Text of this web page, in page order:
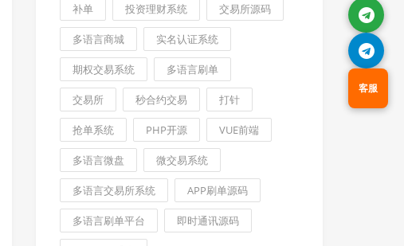
补单 投资理财系统 交易所源码
多语言商城 实名认证系统
期权交易系统 多语言刷单
交易所 秒合约交易 打针
抢单系统 PHP开源 VUE前端
多语言微盘 微交易系统
多语言交易所系统 APP刷单源码
多语言刷单平台 即时通讯源码
客服